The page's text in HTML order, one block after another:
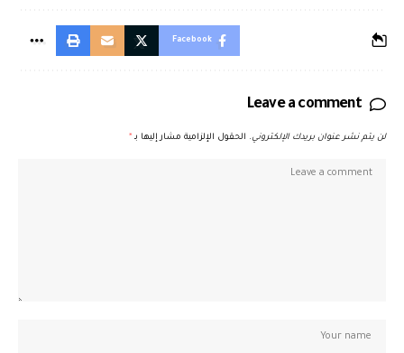
Facebook
Leave a comment
لن يتم نشر عنوان بريدك الإلكتروني. الحقول الإلزامية مشار إليها بـ *